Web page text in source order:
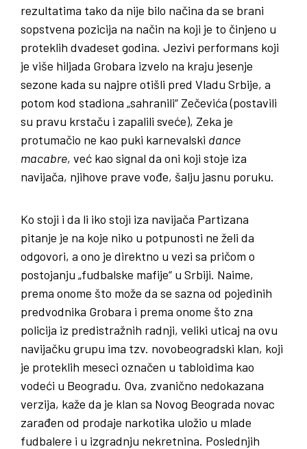
rezultatima tako da nije bilo načina da se brani
sopstvena pozicija na način na koji je to činjeno u
proteklih dvadeset godina. Jezivi performans koji
je više hiljada Grobara izvelo na kraju jesenje
sezone kada su najpre otišli pred Vladu Srbije, a
potom kod stadiona „sahranili“ Zečevića (postavili
su pravu krstaču i zapalili sveće), Zeka je
protumačio ne kao puki karnevalski dance
macabre, već kao signal da oni koji stoje iza
navijača, njihove prave vođe, šalju jasnu poruku.
Ko stoji i da li iko stoji iza navijača Partizana
pitanje je na koje niko u potpunosti ne želi da
odgovori, a ono je direktno u vezi sa pričom o
postojanju „fudbalske mafije“ u Srbiji. Naime,
prema onome što može da se sazna od pojedinih
predvodnika Grobara i prema onome što zna
policija iz predistražnih radnji, veliki uticaj na ovu
navijačku grupu ima tzv. novobeogradski klan, koji
je proteklih meseci označen u tabloidima kao
vodeći u Beogradu. Ova, zvanično nedokazana
verzija, kaže da je klan sa Novog Beograda novac
zarađen od prodaje narkotika uložio u mlade
fudbalere i u izgradnju nekretnina. Poslednjih